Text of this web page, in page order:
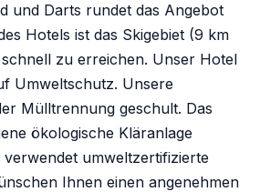
und Darts rundet das Angebot
Hotels ist das Skigebiet (9 km
zu erreichen. Unser Hotel
Umweltschutz. Unsere
Mülltrennung geschult. Das
ökologische Kläranlage
umweltzertifizierte
Ihnen einen angenehmen